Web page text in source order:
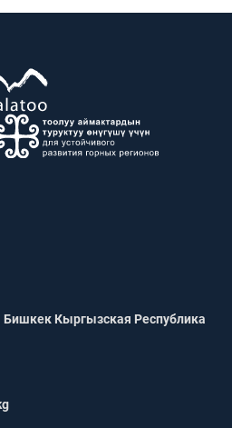
Бишкек Кыргызская Республика